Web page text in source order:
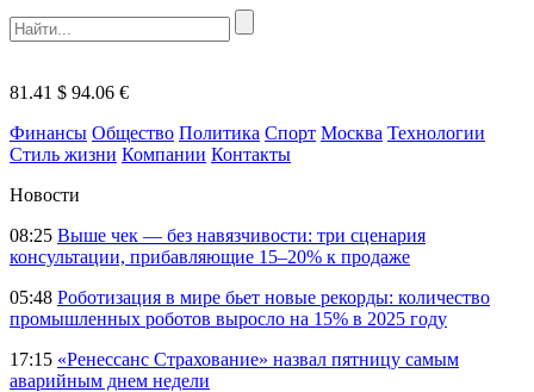
81.41 $ 94.06 €
Финансы Общество Политика Спорт Москва Технологии
Стиль жизни Компании Контакты
Новости
08:25 Выше чек — без навязчивости: три сценария
консультации, прибавляющие 15–20% к продаже
05:48 Роботизация в мире бьет новые рекорды: количество
промышленных роботов выросло на 15% в 2025 году
17:15 «Ренессанс Страхование» назвал пятницу самым
аварийным днем недели